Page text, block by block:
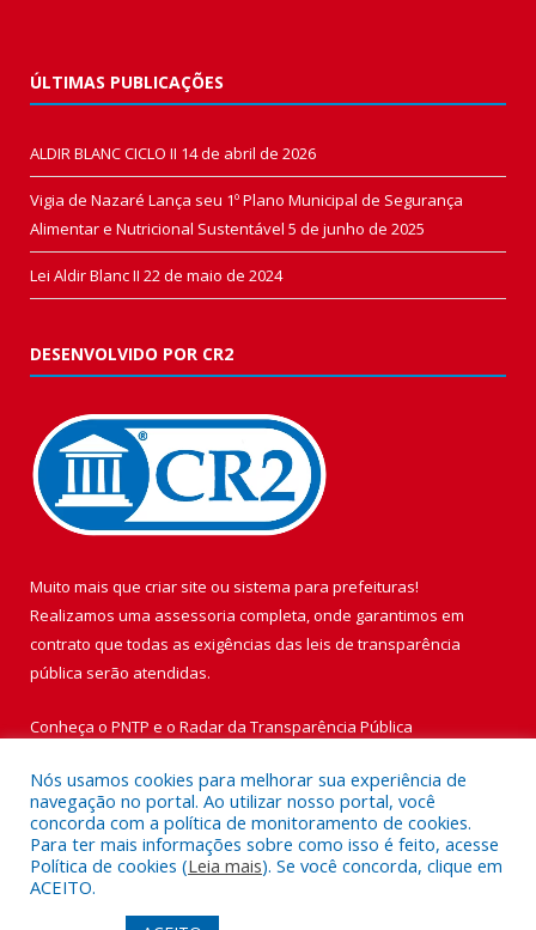
ÚLTIMAS PUBLICAÇÕES
ALDIR BLANC CICLO II 14 de abril de 2026
Vigia de Nazaré Lança seu 1º Plano Municipal de Segurança
Alimentar e Nutricional Sustentável 5 de junho de 2025
Lei Aldir Blanc II 22 de maio de 2024
DESENVOLVIDO POR CR2
Muito mais que criar site ou sistema para prefeituras!
Realizamos uma assessoria completa, onde garantimos em
contrato que todas as exigências das leis de transparência
pública serão atendidas.
Conheça o PNTP e o Radar da Transparência Pública
Todos os direitos reservados a Prefeitura Municipal de Vigia de
Nazaré.
Nós usamos cookies para melhorar sua experiência de
navegação no portal. Ao utilizar nosso portal, você
concorda com a política de monitoramento de cookies.
Para ter mais informações sobre como isso é feito, acesse
Política de cookies (Leia mais). Se você concorda, clique em
ACEITO.